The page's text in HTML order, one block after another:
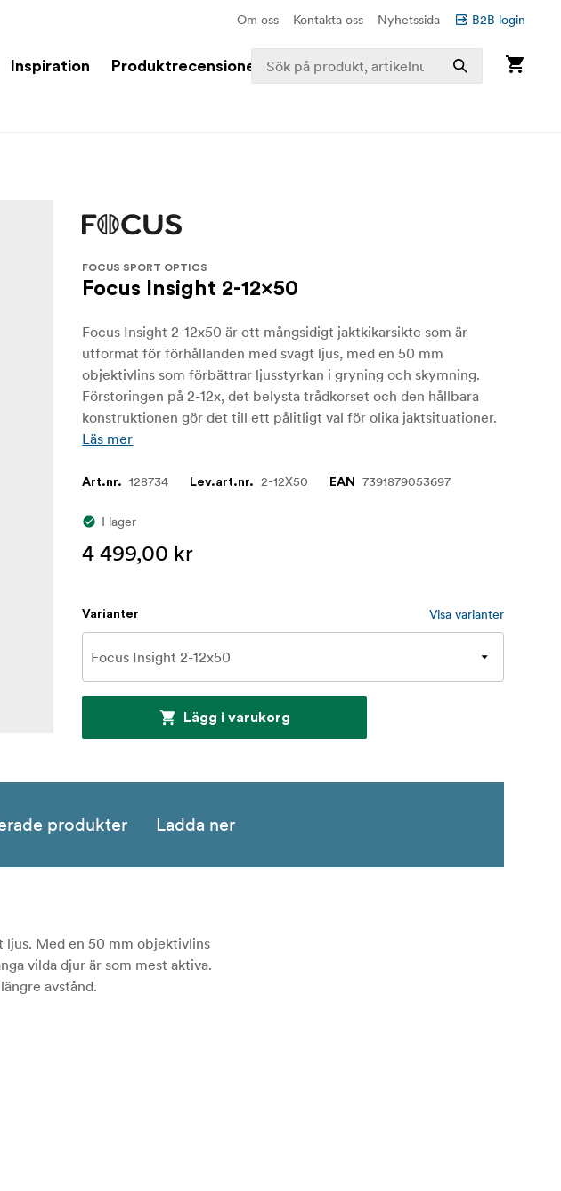
Om oss Kontakta oss Nyhetssida B2B login
Inspiration Produktrecensioner
FOCUS SPORT OPTICS
Focus Insight 2-12x50
Focus Insight 2-12x50 är ett mångsidigt jaktkikarsikte som är
utformat för förhållanden med svagt ljus, med en 50 mm
objektivlins som förbättrar ljusstyrkan i gryning och skymning.
Förstoringen på 2-12x, det belysta trådkorset och den hållbara
konstruktionen gör det till ett pålitligt val för olika jaktsituationer.
Läs mer
Art.nr. 128734 Lev.art.nr. 2-12X50 EAN 7391879053697
I lager
4 499,00 kr
Varianter Visa varianter
Lägg i varukorg
produkter Ladda ner
ljus. Med en 50 mm objektivlins
vilda djur är som mest aktiva.
avstånd.